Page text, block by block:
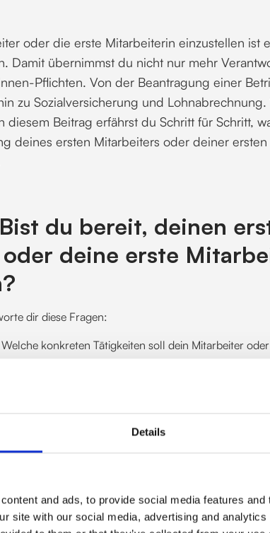
Details
and ads, to provide social media features
site with our social media, advertising and
oder die erste Mitarbeiterin einzustellen ist
Damit übernimmst du nicht nur mehr
Pflichten. Von der Beantragung einer
zu Sozialversicherung und
diesem Beitrag erfährst du Schritt für Schritt,
deines ersten Mitarbeiters oder deiner
du bereit, deinen
deine erste
dir diese Fragen:
Welche konkreten Tätigkeiten soll dein Mitarbeiter
inklusive Lohnnebenkosten
genug Zeit, um deinen ersten Mitarbeiter oder deine